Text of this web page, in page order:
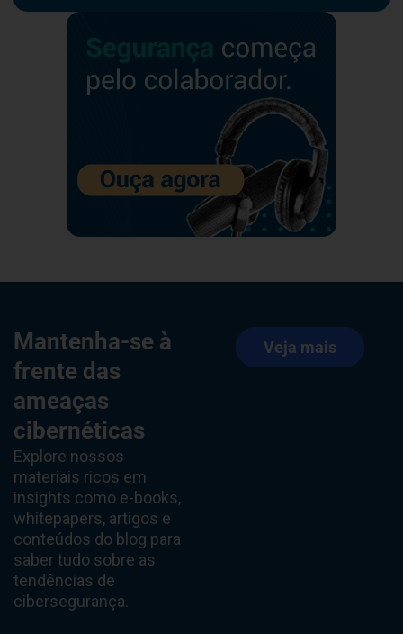
Mantenha-se à
frente das
ameaças
cibernéticas
Explore nossos
materiais ricos em
insights como e-books,
whitepapers, artigos e
conteúdos do blog para
saber tudo sobre as
tendências de
cibersegurança.
Veja mais